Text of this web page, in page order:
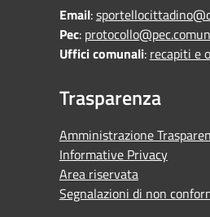
Email:
Pec:
Uffici comunali: recapiti e
Trasparenza
Amministrazione
Informative Privacy
Area riservata
Segnalazioni di non